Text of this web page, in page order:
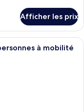
Afficher les prix
d’hôtel comprenant
à mobilité